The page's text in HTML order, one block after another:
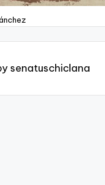
senatuschiclana